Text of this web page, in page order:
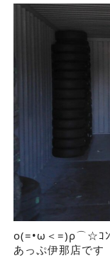
ο(=•ω＜=)ρ⌒☆ｺ
あっぷ伊那店です